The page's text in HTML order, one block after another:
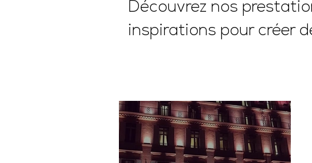
Découvrez nos
inspirations pour créer